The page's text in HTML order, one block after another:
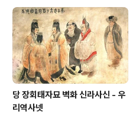
당 장회태자묘 벽화 신라사신 - 우
리역사넷